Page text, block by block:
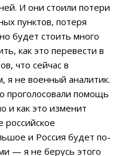
И они стоили потери
пунктов, потеря
будет стоить много
как это перевести в
что сейчас в
я не военный аналитик.
проголосовали помощь
и как это изменит
и Россия будет по-
— я не берусь этого